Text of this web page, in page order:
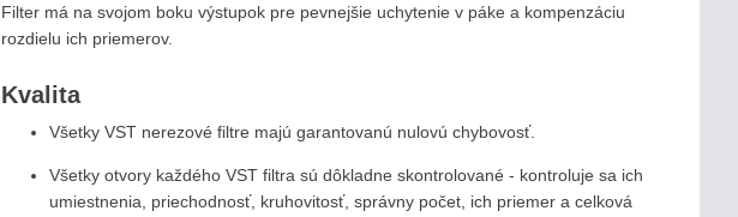
Filter má na svojom boku výstupok pre pevnejšie uchytenie v páke a kompenzáciu
rozdielu ich priemerov.
Kvalita
Všetky VST nerezové filtre majú garantovanú nulovú chybovosť.
Všetky otvory každého VST filtra sú dôkladne skontrolované - kontroluje sa ich
umiestnenia, priechodnosť, kruhovitosť, správny počet, ich priemer a celková